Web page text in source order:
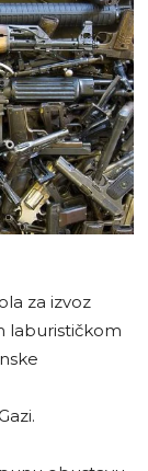
za izvoz
laburističkom